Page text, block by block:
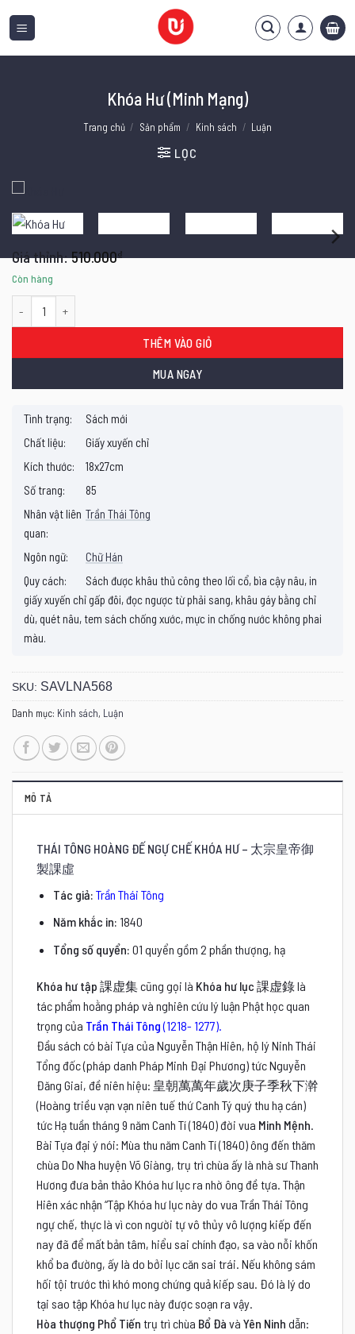
qua
Khóa Hư (Minh Mạng)
Trang chủ / Sản phẩm / Kinh sách / Luận
LỌC
510.000₫
Còn hàng
THÊM VÀO GIỎ
MUA NGAY
Tình trạng:
Sách mới
Chất liệu:
Giấy xuyến chỉ
Kích thước:
18x27cm
Số trang:
85
Nhân vật liên
quan:
Trần Thái Tông
Ngôn ngữ:
Chữ Hán
Quy cách:
Sách được khâu thủ công theo lối cổ, bìa cậy nâu, in
giấy xuyến chỉ gấp đôi, đọc ngược từ phải sang, khâu gáy bằng chỉ
dù, quét nâu, tem sách chống xước, mực in chống nước không phai
màu.
SKU: SAVLNA568
Danh mục: Kinh sách, Luận
MÔ TẢ
THÁI TÔNG HOÀNG ĐẾ NGỰ CHẾ KHÓA HƯ – 太宗皇帝御
製課虛
Tác giả: Trần Thái Tông
Năm khắc in: 1840
Tổng số quyển: 01 quyển gồm 2 phần thượng, hạ
Khóa hư tập 課虚集cũng gọi là Khóa hư lục 課虚錄là
tác phẩm hoằng pháp và nghiên cứu lý luận Phật học quan
trọng của Trần Thái Tông(1218- 1277)
Đầu sách có bài Tựa của Nguyễn Thận Hiên, hộ lý Ninh Thái
Tổng đốc (pháp danh Pháp Minh Đại Phương) tức Nguyễn
Đăng Giai, đề niên hiệu: 皇朝萬萬年歲次庚子季秋下澣
(Hoàng triều vạn vạn niên tuế thứ Canh Tý quý thu hạ cán)
tức Hạ tuần tháng 9 năm Canh Tí (1840) đời vua Minh Mệnh
Bài Tựa đại ý nói: Mùa thu năm Canh Tí (1840) ông đến thăm
chùa Do Nha huyện Võ Giàng, trụ trì chùa ấy là nhà sư Thanh
Hương đưa bản thảo Khóa hư lục ra nhờ ông đề tựa. Thận
Hiên xác nhận “Tập Khóa hư lục này do vua Trần Thái Tông
ngự chế, thực là vì con người tự vô thủy vô lượng kiếp đến
nay đã để mất bản tâm, hiểu sai chính đạo, sa vào nỗi khốn
khổ ba đường, ấy là do bởi lục căn sai trái. Nếu không sám
hối tội trước thì khó mong chứng quả kiếp sau. Đó là lý do
tại sao tập Khóa hư lục này được soạn ra vậy.
Hòa thượng Phổ Tiến trụ trì chùa Bổ Đà và Yên Ninh dẫn: